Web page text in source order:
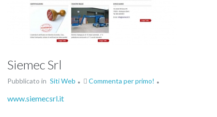
Siemec Srl
Pubblicato in Siti Web Commenta per primo!
www.siemecsrl.it